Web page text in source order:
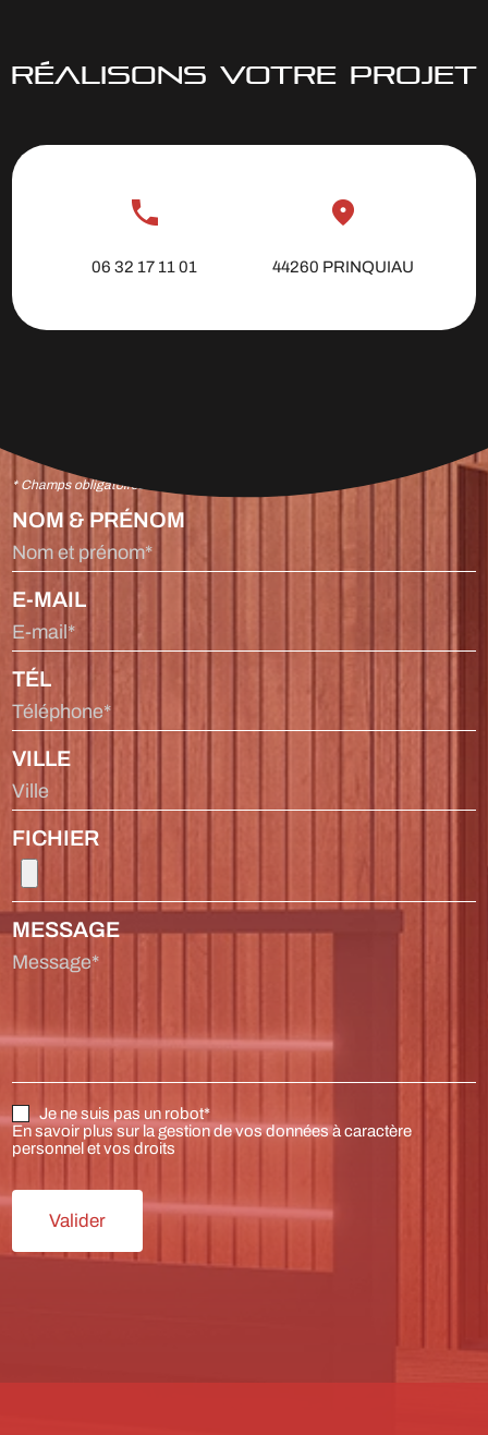
RÉALISONS VOTRE PROJET
06 32 17 11 01 44260 PRINQUIAU
* Champs obligatoires
NOM & PRÉNOM
Nom et prénom*
E-MAIL
E-mail*
TÉL
Téléphone*
VILLE
Ville
FICHIER
MESSAGE
Message*
Je ne suis pas un robot*
En savoir plus sur la gestion de vos données à caractère
personnel et vos droits
Valider